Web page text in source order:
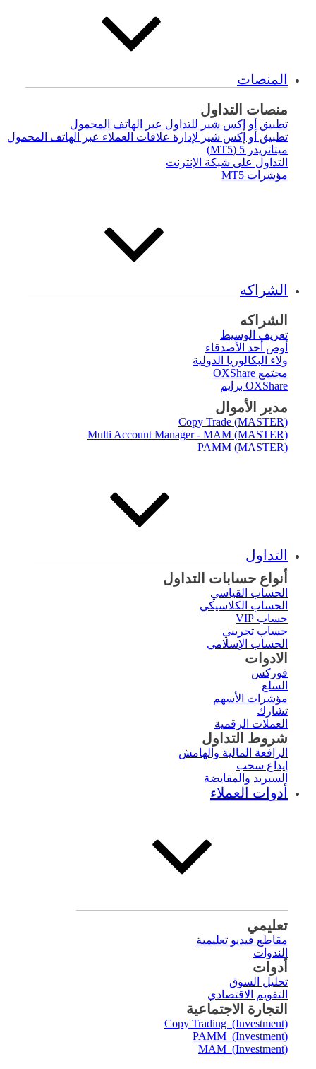
المنصات
منصات التداول
تطبيق أو إكس شير للتداول عبر الهاتف المحمول
تطبيق أو إكس شير لإدارة علاقات العملاء عبر الهاتف المحمول
ميتاتريدر 5 (MT5)
التداول على شبكة الإنترنت
مؤشرات MT5
الشراكه
الشراكه
تعريف الوسيط
أوص أحد الأصدقاء
ولاء البكالوريا الدولية
مجتمع OXShare
OXShare برايم
مدير الأموال
Copy Trade (MASTER)
Multi Account Manager - MAM (MASTER)
PAMM (MASTER)
التداول
أنواع حسابات التداول
الحساب القياسي
الحساب الكلاسيكي
حساب VIP
حساب تجريبي
الحساب الإسلامي
الادوات
فوركس
السلع
مؤشرات الأسهم
تشارك
العملات الرقمية
شروط التداول
الرافعة المالية والهامش
إيداع سحب
السبريد والمقايضة
أدوات العملاء
تعليمي
مقاطع فيديو تعليمية
الندوات
أدوات
تحليل السوق
التقويم الاقتصادي
التجارة الاجتماعية
Copy Trading (Investment)
PAMM (Investment)
MAM (Investment)